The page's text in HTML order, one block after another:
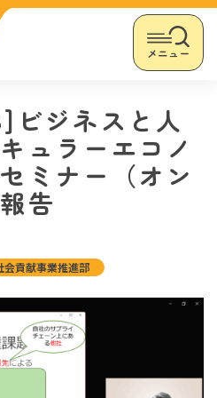
メニュー
ジネスと人
ュラーエコノ
ミナー（オン
告
会貢献事業推進部